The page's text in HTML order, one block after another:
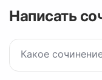
Написать